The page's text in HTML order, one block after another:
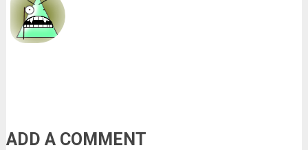
ADD A COMMENT